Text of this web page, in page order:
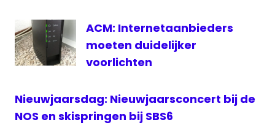
VPRO
Zapp
Awards
ACM: Internetaanbieders
moeten duidelijker
voorlichten
Nieuwjaarsdag: Nieuwjaarsconcert bij de
NOS en skispringen bij SBS6